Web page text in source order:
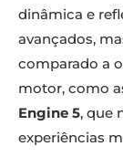
dinâmica e
avançados,
comparado a
motor, como
Engine 5, que
experiências